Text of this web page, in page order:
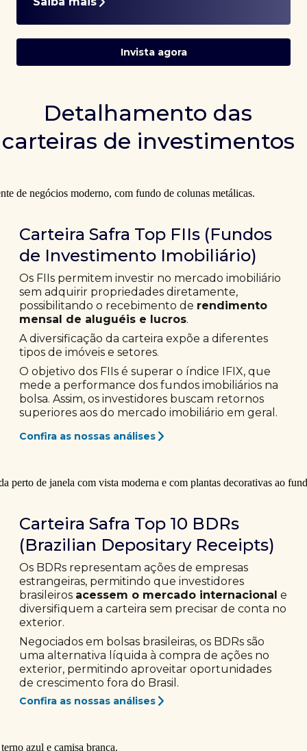
Invista agora
Detalhamento das
carteiras de investimentos
Carteira Safra Top FIIs (Fundos
de Investimento Imobiliário)
Os FIIs permitem investir no mercado imobiliário
sem adquirir propriedades diretamente,
possibilitando o recebimento de rendimento
mensal de aluguéis e lucros.
A diversificação da carteira expõe a diferentes
tipos de imóveis e setores.
O objetivo dos FIIs é superar o índice IFIX, que
mede a performance dos fundos imobiliários na
bolsa. Assim, os investidores buscam retornos
superiores aos do mercado imobiliário em geral.
Confira as nossas análises
Carteira Safra Top 10 BDRs
(Brazilian Depositary Receipts)
Os BDRs representam ações de empresas
estrangeiras, permitindo que investidores
brasileiros acessem o mercado internacional e
diversifiquem a carteira sem precisar de conta no
exterior.
Negociados em bolsas brasileiras, os BDRs são
uma alternativa líquida à compra de ações no
exterior, permitindo aproveitar oportunidades
de crescimento fora do Brasil.
Confira as nossas análises